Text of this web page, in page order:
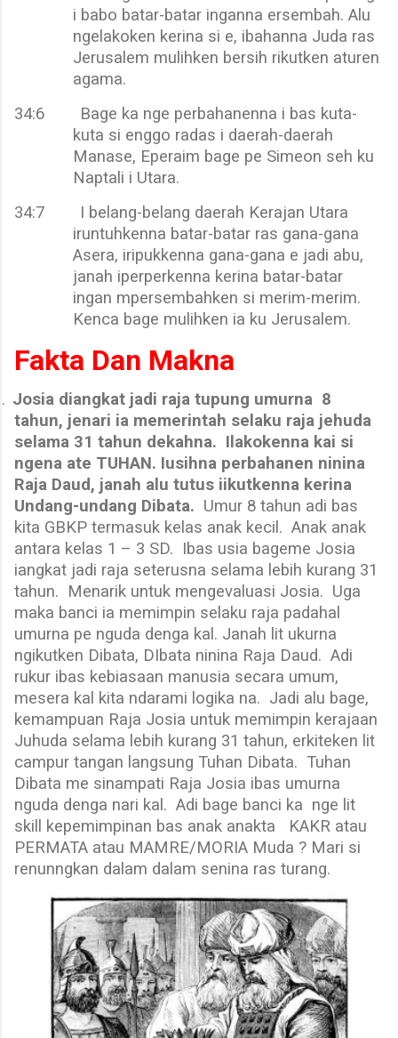
i babo batar-batar inganna ersembah. Alu
ngelakoken kerina si e, ibahanna Juda ras
Jerusalem mulihken bersih rikutken aturen
agama.
34:6
Bage ka nge perbahanenna i bas kuta-
kuta si enggo radas i daerah-daerah
Manase, Eperaim bage pe Simeon seh ku
Naptali i Utara.
34:7
I belang-belang daerah Kerajan Utara
iruntuhkenna batar-batar ras gana-gana
Asera, iripukkenna gana-gana e jadi abu,
janah iperperkenna kerina batar-batar
ingan mpersembahken si merim-merim.
Kenca bage mulihken ia ku Jerusalem.
Fakta Dan Makna
Josia diangkat jadi raja tupung umurna 8
tahun, jenari ia memerintah selaku raja jehuda
selama 31 tahun dekahna. Ilakokenna kai si
ngena ate TUHAN. Iusihna perbahanen ninina
Raja Daud, janah alu tutus iikutkenna kerina
Undang-undang Dibata. Umur 8 tahun adi bas
kita GBKP termasuk kelas anak kecil. Anak anak
antara kelas 1 – 3 SD. Ibas usia bageme Josia
iangkat jadi raja seterusna selama lebih kurang 31
tahun. Menarik untuk mengevaluasi Josia. Uga
maka banci ia memimpin selaku raja padahal
umurna pe nguda denga kal. Janah lit ukurna
ngikutken Dibata, DIbata ninina Raja Daud. Adi
rukur ibas kebiasaan manusia secara umum,
mesera kal kita ndarami logika na. Jadi alu bage,
kemampuan Raja Josia untuk memimpin kerajaan
Juhuda selama lebih kurang 31 tahun, erkiteken lit
campur tangan langsung Tuhan Dibata. Tuhan
Dibata me sinampati Raja Josia ibas umurna
nguda denga nari kal. Adi bage banci ka nge lit
skill kepemimpinan bas anak anakta
KAKR atau
PERMATA atau MAMRE/MORIA Muda ? Mari si
renunngkan dalam dalam senina ras turang.